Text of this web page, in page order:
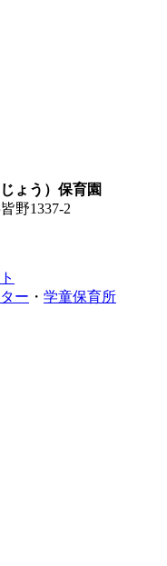
ょう）保育園
野1337-2
ー ・ 学童保育所